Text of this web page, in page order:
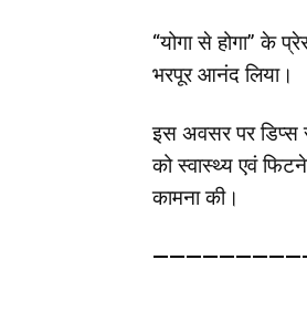
“योगा से होगा” के
भरपूर आनंद लिया।
इस अवसर पर डिप्स
को स्वास्थ्य एवं
कामना की।